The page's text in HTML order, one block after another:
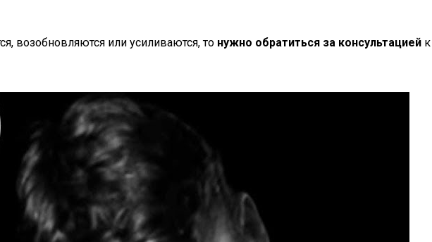
возобновляются или усиливаются, то нужно обратиться за консультацией к